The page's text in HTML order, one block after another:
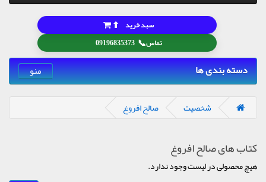
تماس📞
09196835373
سبد خرید ⬆
دسته بندی ها منو
شخصیت صالح افروغ
کتاب های صالح افروغ
هیچ محصولی در لیست وجود ندارد.